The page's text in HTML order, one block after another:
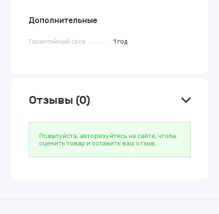
Дополнительные
Гарантийный срок 1 год
Отзывы (0)
Пожалуйста, авторизуйтесь на сайте, чтобы
оценить товар и оставить ваш отзыв.